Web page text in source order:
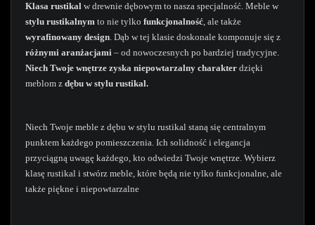
Klasa rustikal w drewnie dębowym to nasza specjalność. Meble w
stylu rustikalnym to nie tylko funkcjonalność, ale także
wyrafinowany design. Dąb w tej klasie doskonale komponuje się z
różnymi aranżacjami – od nowoczesnych po bardziej tradycyjne.
Niech Twoje wnętrze zyska niepowtarzalny charakter dzięki
meblom z dębu w stylu rustikal.
Niech Twoje meble z dębu w stylu rustikal staną się centralnym
punktem każdego pomieszczenia. Ich solidność i elegancja
przyciągną uwagę każdego, kto odwiedzi Twoje wnętrze. Wybierz
klasę rustikal i stwórz meble, które będą nie tylko funkcjonalne, ale
także piękne i niepowtarzalne